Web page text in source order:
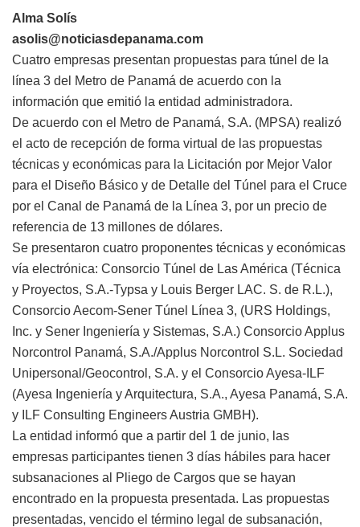
Alma Solís
asolis@noticiasdepanama.com
Cuatro empresas presentan propuestas para túnel de la
línea 3 del Metro de Panamá de acuerdo con la
información que emitió la entidad administradora.
De acuerdo con el Metro de Panamá, S.A. (MPSA) realizó
el acto de recepción de forma virtual de las propuestas
técnicas y económicas para la Licitación por Mejor Valor
para el Diseño Básico y de Detalle del Túnel para el Cruce
por el Canal de Panamá de la Línea 3, por un precio de
referencia de 13 millones de dólares.
Se presentaron cuatro proponentes técnicas y económicas
vía electrónica: Consorcio Túnel de Las América (Técnica
y Proyectos, S.A.-Typsa y Louis Berger LAC. S. de R.L.),
Consorcio Aecom-Sener Túnel Línea 3, (URS Holdings,
Inc. y Sener Ingeniería y Sistemas, S.A.) Consorcio Applus
Norcontrol Panamá, S.A./Applus Norcontrol S.L. Sociedad
Unipersonal/Geocontrol, S.A. y el Consorcio Ayesa-ILF
(Ayesa Ingeniería y Arquitectura, S.A., Ayesa Panamá, S.A.
y ILF Consulting Engineers Austria GMBH).
La entidad informó que a partir del 1 de junio, las
empresas participantes tienen 3 días hábiles para hacer
subsanaciones al Pliego de Cargos que se hayan
encontrado en la propuesta presentada. Las propuestas
presentadas, vencido el término legal de subsanación,